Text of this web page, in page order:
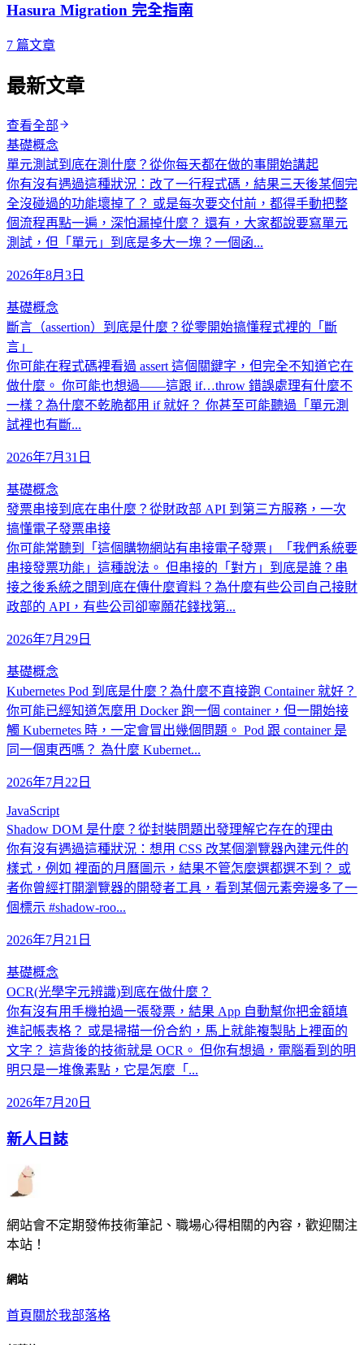
Hasura Migration 完全指南
7 篇文章
最新文章
查看全部
基礎概念
單元測試到底在測什麼？從你每天都在做的事開始講起
你有沒有遇過這種狀況：改了一行程式碼，結果三天後某個完
全沒碰過的功能壞掉了？ 或是每次要交付前，都得手動把整
個流程再點一遍，深怕漏掉什麼？ 還有，大家都說要寫單元
測試，但「單元」到底是多大一塊？一個函...
2026年8月3日
基礎概念
斷言（assertion）到底是什麼？從零開始搞懂程式裡的「斷
言」
你可能在程式碼裡看過 assert 這個關鍵字，但完全不知道它在
做什麼。 你可能也想過——這跟 if…throw 錯誤處理有什麼不
一樣？為什麼不乾脆都用 if 就好？ 你甚至可能聽過「單元測
試裡也有斷...
2026年7月31日
基礎概念
發票串接到底在串什麼？從財政部 API 到第三方服務，一次
搞懂電子發票串接
你可能常聽到「這個購物網站有串接電子發票」「我們系統要
串接發票功能」這種說法。 但串接的「對方」到底是誰？串
接之後系統之間到底在傳什麼資料？為什麼有些公司自己接財
政部的 API，有些公司卻寧願花錢找第...
2026年7月29日
基礎概念
Kubernetes Pod 到底是什麼？為什麼不直接跑 Container 就好？
你可能已經知道怎麼用 Docker 跑一個 container，但一開始接
觸 Kubernetes 時，一定會冒出幾個問題。 Pod 跟 container 是
同一個東西嗎？ 為什麼 Kubernet...
2026年7月22日
JavaScript
Shadow DOM 是什麼？從封裝問題出發理解它存在的理由
你有沒有遇過這種狀況：想用 CSS 改某個瀏覽器內建元件的
樣式，例如 裡面的月曆圖示，結果不管怎麼選都選不到？ 或
者你曾經打開瀏覽器的開發者工具，看到某個元素旁邊多了一
個標示 #shadow-roo...
2026年7月21日
基礎概念
OCR(光學字元辨識)到底在做什麼？
你有沒有用手機拍過一張發票，結果 App 自動幫你把金額填
進記帳表格？ 或是掃描一份合約，馬上就能複製貼上裡面的
文字？ 這背後的技術就是 OCR。 但你有想過，電腦看到的明
明只是一堆像素點，它是怎麼「...
2026年7月20日
新人日誌
網站會不定期發佈技術筆記、職場心得相關的內容，歡迎關注
本站！
網站
首頁 關於我部落格